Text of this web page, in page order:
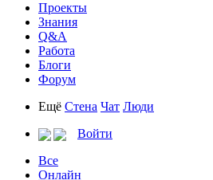
Проекты
Знания
Q&A
Работа
Блоги
Форум
Ещё Стена Чат Люди
Войти
Все
Онлайн